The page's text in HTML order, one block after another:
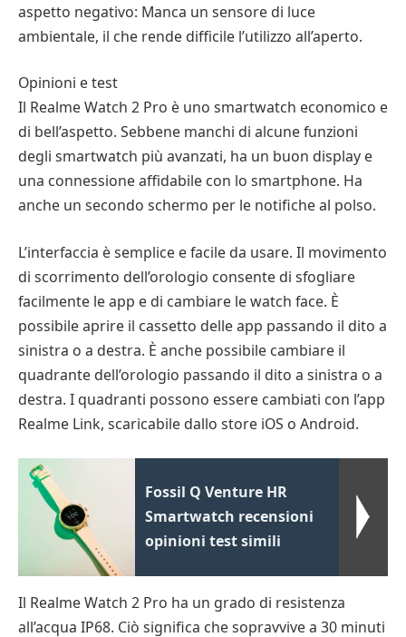
aspetto negativo: Manca un sensore di luce
ambientale, il che rende difficile l’utilizzo all’aperto.
Opinioni e test
Il Realme Watch 2 Pro è uno smartwatch economico e
di bell’aspetto. Sebbene manchi di alcune funzioni
degli smartwatch più avanzati, ha un buon display e
una connessione affidabile con lo smartphone. Ha
anche un secondo schermo per le notifiche al polso.
L’interfaccia è semplice e facile da usare. Il movimento
di scorrimento dell’orologio consente di sfogliare
facilmente le app e di cambiare le watch face. È
possibile aprire il cassetto delle app passando il dito a
sinistra o a destra. È anche possibile cambiare il
quadrante dell’orologio passando il dito a sinistra o a
destra. I quadranti possono essere cambiati con l’app
Realme Link, scaricabile dallo store iOS o Android.
Fossil Q Venture HR
Smartwatch recensioni
opinioni test simili
Il Realme Watch 2 Pro ha un grado di resistenza
all’acqua IP68. Ciò significa che sopravvive a 30 minuti